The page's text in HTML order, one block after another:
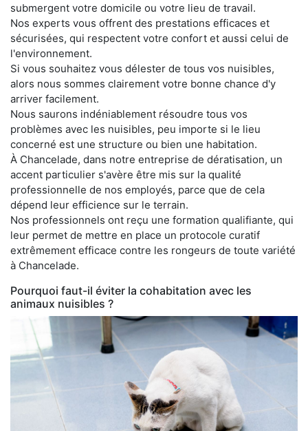
submergent votre domicile ou votre lieu de travail.
Nos experts vous offrent des prestations efficaces et
sécurisées, qui respectent votre confort et aussi celui de
l'environnement.
Si vous souhaitez vous délester de tous vos nuisibles,
alors nous sommes clairement votre bonne chance d'y
arriver facilement.
Nous saurons indéniablement résoudre tous vos
problèmes avec les nuisibles, peu importe si le lieu
concerné est une structure ou bien une habitation.
À Chancelade, dans notre entreprise de dératisation, un
accent particulier s'avère être mis sur la qualité
professionnelle de nos employés, parce que de cela
dépend leur efficience sur le terrain.
Nos professionnels ont reçu une formation qualifiante, qui
leur permet de mettre en place un protocole curatif
extrêmement efficace contre les rongeurs de toute variété
à Chancelade.
Pourquoi faut-il éviter la cohabitation avec les
animaux nuisibles ?